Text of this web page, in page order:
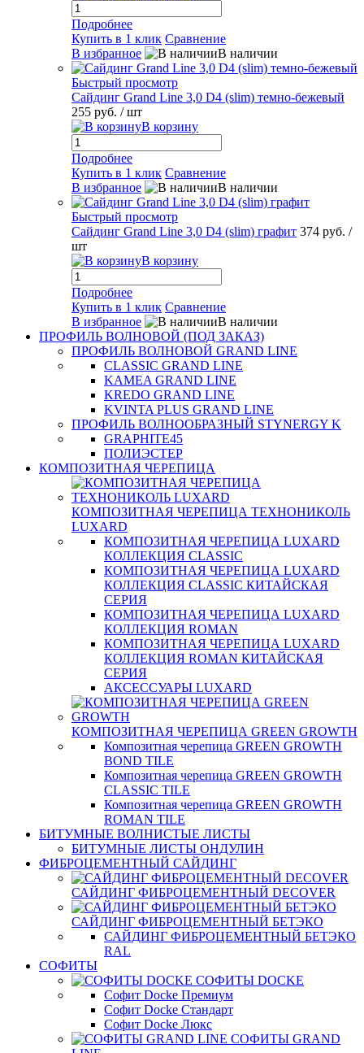
Подробнее
Купить в 1 клик Сравнение
В избранное
В наличии
Быстрый просмотр
Сайдинг Grand Line 3,0 D4 (slim) темно-бежевый
255 руб. / шт
В корзину
Подробнее
Купить в 1 клик Сравнение
В избранное
В наличии
Быстрый просмотр
Сайдинг Grand Line 3,0 D4 (slim) графит 374 руб. /
шт
В корзину
Подробнее
Купить в 1 клик Сравнение
В избранное
В наличии
ПРОФИЛЬ ВОЛНОВОЙ (ПОД ЗАКАЗ)
ПРОФИЛЬ ВОЛНОВОЙ GRAND LINE
CLASSIC GRAND LINE
KAMEA GRAND LINE
KREDO GRAND LINE
KVINTA PLUS GRAND LINE
ПРОФИЛЬ ВОЛНООБРАЗНЫЙ STYNERGY K
GRAPHITE45
ПОЛИЭСТЕР
КОМПОЗИТНАЯ ЧЕРЕПИЦА
КОМПОЗИТНАЯ ЧЕРЕПИЦА ТЕХНОНИКОЛЬ
LUXARD
КОМПОЗИТНАЯ ЧЕРЕПИЦА LUXARD
КОЛЛЕКЦИЯ CLASSIC
КОМПОЗИТНАЯ ЧЕРЕПИЦА LUXARD
КОЛЛЕКЦИЯ CLASSIC КИТАЙСКАЯ
СЕРИЯ
КОМПОЗИТНАЯ ЧЕРЕПИЦА LUXARD
КОЛЛЕКЦИЯ ROMAN
КОМПОЗИТНАЯ ЧЕРЕПИЦА LUXARD
КОЛЛЕКЦИЯ ROMAN КИТАЙСКАЯ
СЕРИЯ
АКСЕССУАРЫ LUXARD
КОМПОЗИТНАЯ ЧЕРЕПИЦА GREEN GROWTH
Композитная черепица GREEN GROWTH
BOND TILE
Композитная черепица GREEN GROWTH
CLASSIC TILE
Композитная черепица GREEN GROWTH
ROMAN TILE
БИТУМНЫЕ ВОЛНИСТЫЕ ЛИСТЫ
БИТУМНЫЕ ЛИСТЫ ОНДУЛИН
ФИБРОЦЕМЕНТНЫЙ САЙДИНГ
САЙДИНГ ФИБРОЦЕМЕНТНЫЙ DECOVER
САЙДИНГ ФИБРОЦЕМЕНТНЫЙ БЕТЭКО
САЙДИНГ ФИБРОЦЕМЕНТНЫЙ БЕТЭКО
RAL
СОФИТЫ
СОФИТЫ DOCKE
Софит Docke Премиум
Софит Docke Стандарт
Софит Docke Люкс
СОФИТЫ GRAND